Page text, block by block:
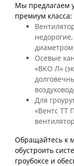
Мы предлагаем
премиум класса:
Осевые
«ВКО Л»
Для
«Вентс ТТ
Обращайтесь к
обустроить
гроубоксе и